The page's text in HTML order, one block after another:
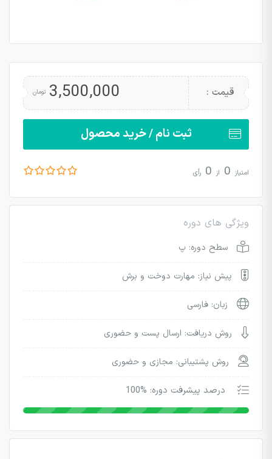
قیمت : 3,500,000 تومان
ثبت نام / خرید محصول
امتیاز 0 از 0 رأی
ویژگی های دوره
سطح دوره: پ
پیش نیاز: مهارت دوخت و برش
زبان: فارسی
روش دریافت: ارسال پست و حضوری
روش پشتیبانی: مجازی و حضوری
درصد پیشرفت دوره: %100